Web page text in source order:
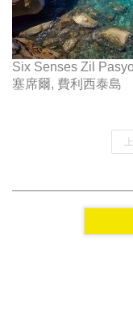
Six Senses Zil
塞席爾, 費利西泰島